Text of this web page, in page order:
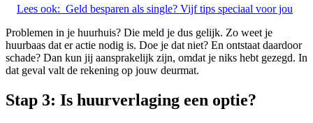
Lees ook: Geld besparen als single? Vijf tips speciaal voor jou
Problemen in je huurhuis? Die meld je dus gelijk. Zo weet je
huurbaas dat er actie nodig is. Doe je dat niet? En ontstaat daardoor
schade? Dan kun jij aansprakelijk zijn, omdat je niks hebt gezegd. In
dat geval valt de rekening op jouw deurmat.
Stap 3: Is huurverlaging een optie?